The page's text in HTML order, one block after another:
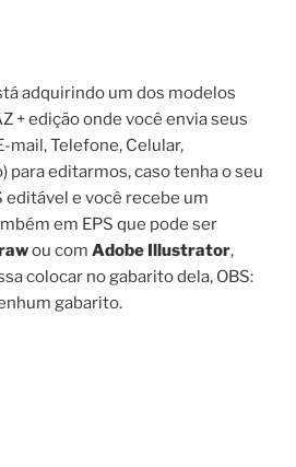
adquirindo um dos modelos
+ edição onde você envia seus
mail, Telefone, Celular,
para editarmos, caso tenha o seu
editável e você recebe um
em EPS que pode ser
ou com Adobe Illustrator,
colocar no gabarito dela, OBS:
gabarito.